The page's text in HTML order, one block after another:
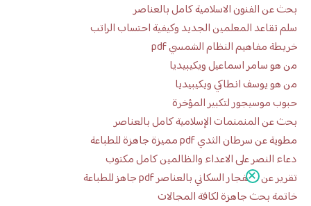
بحث عن الفنون الاسلامية كامل بالعناصر
سلم تقاعد المعلمين الجديد وكيفية احتساب الراتب
خريطة مفاهيم النظام الشمسي pdf
من هو سامر اسماعيل ويكيبيديا
من هو يوسف انطاكي ويكيبيديا
حبوب موسيجور لتكبير المؤخرة
بحث عن المنمنمات الإسلامية كامل بالعناصر
مطوية عن سرطان الثدي pdf مميزة جاهزة للطباعة
دعاء النصر على الاعداء والظالمين كامل مكتوب
تقرير عن الانفجار السكاني بالعناصر pdf جاهز للطباعة
خاتمة بحث جاهزة لكافة المجالات